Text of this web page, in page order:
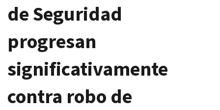
de Seguridad
progresan
significativamente
contra robo de